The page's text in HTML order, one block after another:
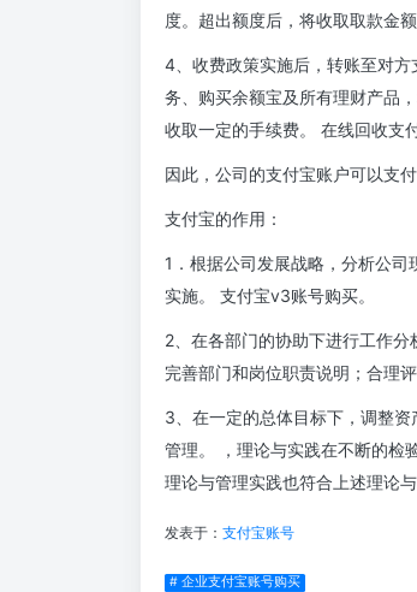
度。超出额度后，将收取取款金额
4、收费政策实施后，转账至对
务、购买余额宝及所有理财产品
收取一定的手续费。 在线回收支
因此，公司的支付宝账户可以支付
支付宝的作用：
1．根据公司发展战略，分析公
实施。 支付宝v3账号购买。
2、在各部门的协助下进行工作
完善部门和岗位职责说明；合理评
3、在一定的总体目标下，调整
管理。 ，理论与实践在不断的检
理论与管理实践也符合上述理论与
发表于： 支付宝账号
# 企业支付宝账号购买